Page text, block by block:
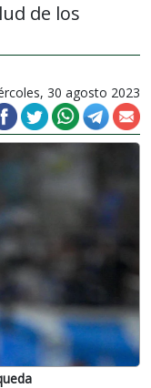
de los
30 agosto 2023